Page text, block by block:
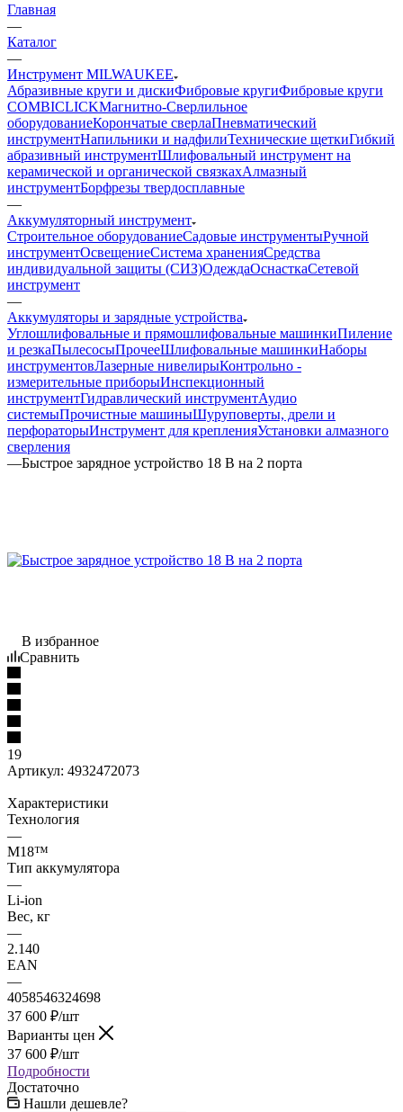
Главная
—
Каталог
—
Инструмент MILWAUKEE
Абразивные круги и дискиФибровые кругиФибровые круги
COMBICLICKМагнитно-Сверлильное
оборудованиеКорончатые сверлаПневматический
инструментНапильники и надфилиТехнические щеткиГибкий
абразивный инструментШлифовальный инструмент на
керамической и органической связкахАлмазный
инструментБорфрезы твердосплавные
—
Аккумуляторный инструмент
Строительное оборудованиеСадовые инструментыРучной
инструментОсвещениеСистема храненияСредства
индивидуальной защиты (СИЗ)ОдеждаОснасткаСетевой
инструмент
—
Аккумуляторы и зарядные устройства
Углошлифовальные и прямошлифовальные машинкиПиление
и резкаПылесосыПрочееШлифовальные машинкиНаборы
инструментовЛазерные нивелирыКонтрольно -
измерительные приборыИнспекционный
инструментГидравлический инструментАудио
системыПрочистные машиныШуруповерты, дрели и
перфораторыИнструмент для крепленияУстановки алмазного
сверления
—Быстрое зарядное устройство 18 В на 2 порта
В избранное
Сравнить
19
Артикул: 4932472073
Характеристики
Технология
—
M18™
Тип аккумулятора
—
Li-ion
Вес, кг
—
2.140
EAN
—
4058546324698
37 600 ₽/шт
Варианты цен
37 600 ₽/шт
Подробности
Достаточно
Нашли дешевле?